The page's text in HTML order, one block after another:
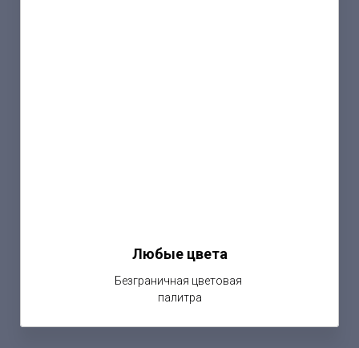
Любые цвета
Безграничная цветовая
палитра